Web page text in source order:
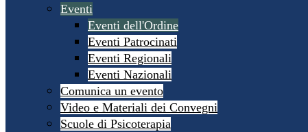
Eventi
Eventi dell'Ordine
Eventi Patrocinati
Eventi Regionali
Eventi Nazionali
Comunica un evento
Video e Materiali dei Convegni
Scuole di Psicoterapia